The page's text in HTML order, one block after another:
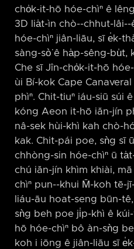
cho̍k-it-hō hóe-chìⁿ ê
3D lia̍t-ìn chò-⁠-chhut-lâi-⁠-
hóe-chìⁿ jiân-liāu, sī e̍k-
sàng-sò͘ ê ha̍p-sêng-bu̍t,
Che sī Jîn-cho̍k-it-hō
ùi Bí-kok Cape
phìⁿ. Chit-tiuⁿ iáu-siū súi
kóng Aeon it-hō iăn-jín
nâ-sek hùi-khì kah chò-
kak. Chit-pái poe, sǹg sī
chhòng-sin hóe-chìⁿ ū
chú iăn-jín khìm khiài,
chìⁿ pun-⁠-khui M̄-koh tē-
liáu-āu hoat-seng būn-
sǹg beh poe ji̍p-khì ê
hō hóe-chìⁿ bô àn-sǹg
koh i iōng ê jiân-liāu sī